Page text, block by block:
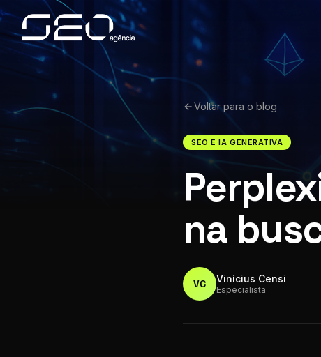
Voltar para o blog
SEO E IA GENERATIVA
na
VC Vinícius Censi
Especialista